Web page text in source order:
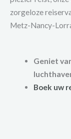
zorgeloze
Metz-Nancy-
Geniet
Boek uw